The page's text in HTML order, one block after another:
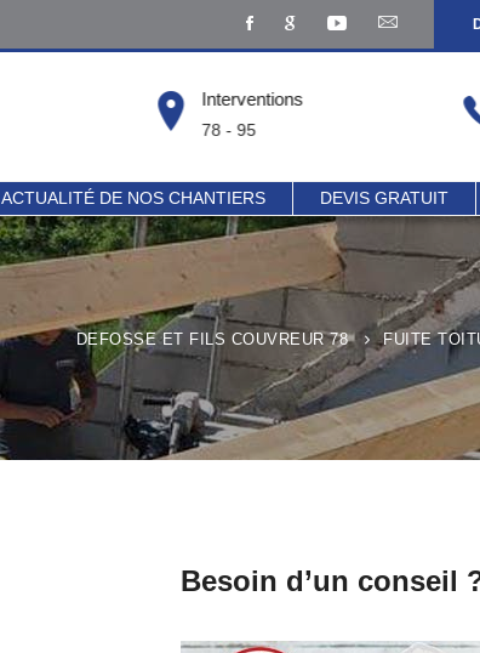
Interventions
78 - 95
ACTUALITÉ DE NOS CHANTIERS DEVIS GRATUIT
DEFOSSE ET FILS COUVREUR 78 FUITE
Besoin d’un conseil